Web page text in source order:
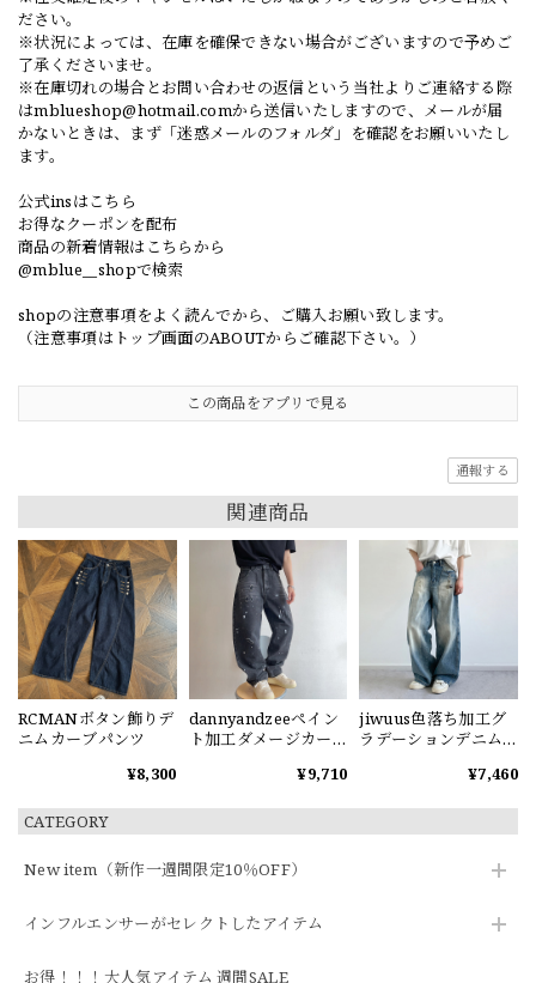
CATEGORY
New item（新作一週間限定10％OFF）
インフルエンサーがセレクトしたアイテム
お得！！！大人気アイテム 週間SALE
ださい。
※状況によっては、在庫を確保できない場合がございますので予めご
了承くださいませ。
※在庫切れの場合とお問い合わせの返信という当社よりご連絡する際
はmblueshop@hotmail.comから送信いたしますので、メールが届
かないときは、まず「迷惑メールのフォルダ」を確認をお願いいたし
ます。
公式insはこちら
お得なクーポンを配布
商品の新着情報はこちらから
@mblue__shopで検索
shopの注意事項をよく読んでから、ご購入お願い致します。
（注意事項はトップ画面のABOUTからご確認下さい。）
この商品をアプリで見る
通報する
関連商品
RCMANボタン飾りデ
ニムカーブパンツ
¥8,300
dannyandzeeペイン
ト加工ダメージカー
¥9,710
jiwuus色落ち加工グ
ラデーションデニム
¥7,460